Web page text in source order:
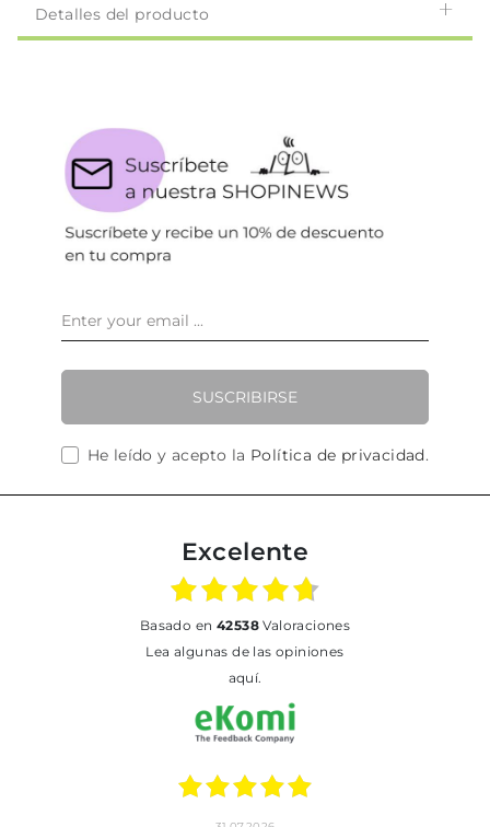
Detalles del producto
SUSCRIBIRSE
He leído y acepto la Política de privacidad.
Excelente
basado en 42538Valoraciones
Lea algunas de las opiniones
aquí.